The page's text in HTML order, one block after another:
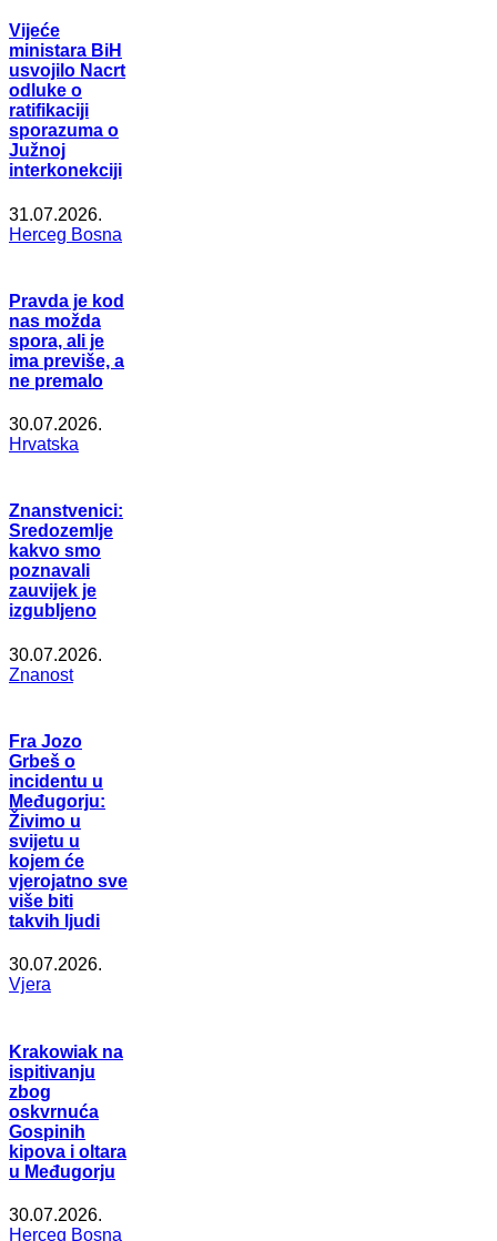
Vijeće
ministara BiH
usvojilo Nacrt
odluke o
ratifikaciji
sporazuma o
Južnoj
interkonekciji
31.07.2026.
Herceg Bosna
Pravda je kod
nas možda
spora, ali je
ima previše, a
ne premalo
30.07.2026.
Hrvatska
Znanstvenici:
Sredozemlje
kakvo smo
poznavali
zauvijek je
izgubljeno
30.07.2026.
Znanost
Fra Jozo
Grbeš o
incidentu u
Međugorju:
Živimo u
svijetu u
kojem će
vjerojatno sve
više biti
takvih ljudi
30.07.2026.
Vjera
Krakowiak na
ispitivanju
zbog
oskvrnuća
Gospinih
kipova i oltara
u Međugorju
30.07.2026.
Herceg Bosna